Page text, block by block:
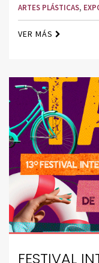
ARTES PLÁSTICAS,
VER MÁS
FESTIVAL